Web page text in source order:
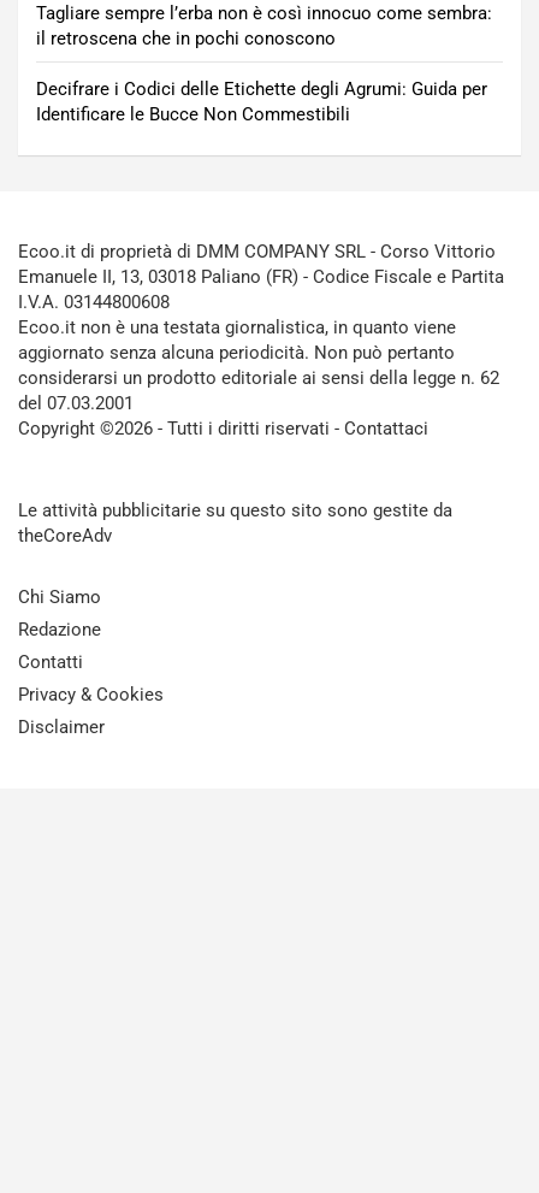
Tagliare sempre l’erba non è così innocuo come sembra:
il retroscena che in pochi conoscono
Decifrare i Codici delle Etichette degli Agrumi: Guida per
Identificare le Bucce Non Commestibili
Ecoo.it di proprietà di DMM COMPANY SRL - Corso Vittorio
Emanuele II, 13, 03018 Paliano (FR) - Codice Fiscale e Partita
I.V.A. 03144800608
Ecoo.it non è una testata giornalistica, in quanto viene
aggiornato senza alcuna periodicità. Non può pertanto
considerarsi un prodotto editoriale ai sensi della legge n. 62
del 07.03.2001
Copyright ©2026 - Tutti i diritti riservati - Contattaci
Le attività pubblicitarie su questo sito sono gestite da
theCoreAdv
Chi Siamo
Redazione
Contatti
Privacy & Cookies
Disclaimer